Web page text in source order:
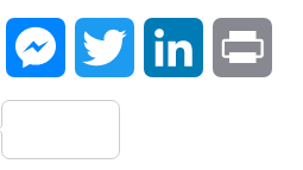
TelegramMessengerTwitter LinkedIn
Compartilhar